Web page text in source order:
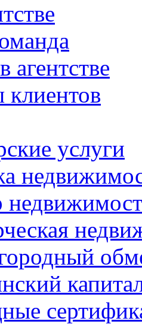
агентстве
услуги